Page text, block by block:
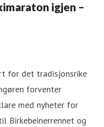
igjen –
for det tradisjonsrike
forventer
med nyheter for
Birkebeinerrennet og